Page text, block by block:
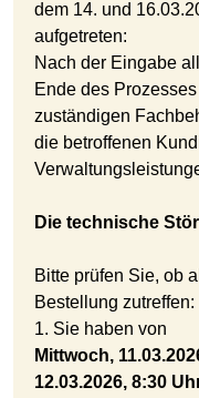
dem 14. und
aufgetreten:
Nach der Eingabe
Ende des
zuständigen
die betroffenen
Die technische
Bitte prüfen Sie, ob
Bestellung zutreffen:
1. Sie haben von
Mittwoch,
12.03.2026, 8:30